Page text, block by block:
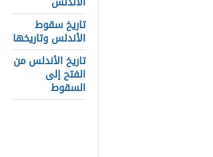
تاريخ سقوط
الأندلس وتاريخها
تاريخ الأندلس من
الفتح إلى
السقوط